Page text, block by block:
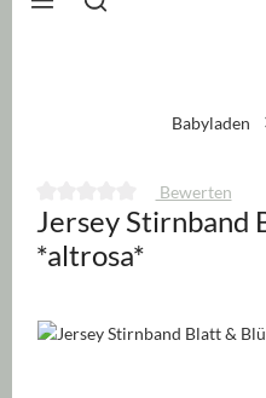
Babyladen
Durchschnittliche Bewertung
Bewerten
Jersey Stirnband
*altrosa*
Bildergalerie überspringen